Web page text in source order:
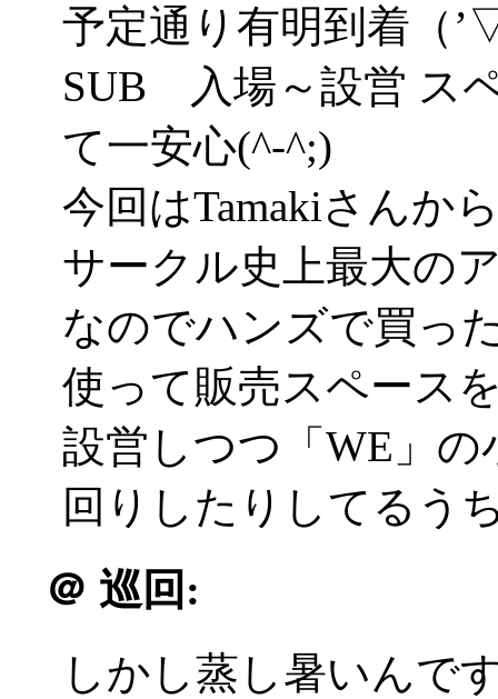
予定通り有明到着（
SUB 入場～設営 ス
て一安心(^-^;)
今回はTamakiさんか
サークル史上最大の
なのでハンズで買っ
使って販売スペース
設営しつつ「WE」
回りしたりしてるう
＠ 巡回:
しかし蒸し暑いんで